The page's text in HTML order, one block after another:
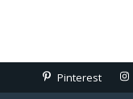
Pinterest